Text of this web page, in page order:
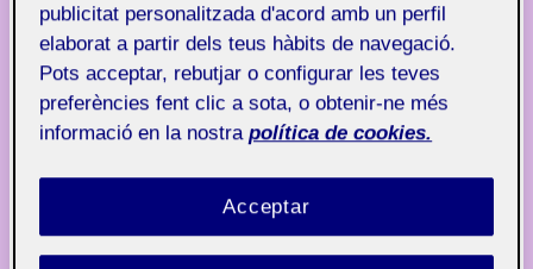
En aquesta primera sessió de Mindfulness, iniciem
a una tècnica de relaxació nova, dissenyada per
afavorir la meditació, la reflexió i el coneixement
personal. Aquesta pràctica se centra en la
participants establir una connexió més profunda
amb el seu cos i la seva ment. La predisposició i
l’actitud del grup és bona, estan oberts a descobrir
publicitat personalitzada d'acord amb un perfil
elaborat a partir dels teus hàbits de navegació.
Pots acceptar, rebutjar o configurar les teves
preferències fent clic a sota, o obtenir-ne més
informació en la nostra política de cookies.
Acceptar